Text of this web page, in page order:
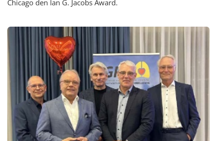
Chicago den Ian G. Jacobs Award.